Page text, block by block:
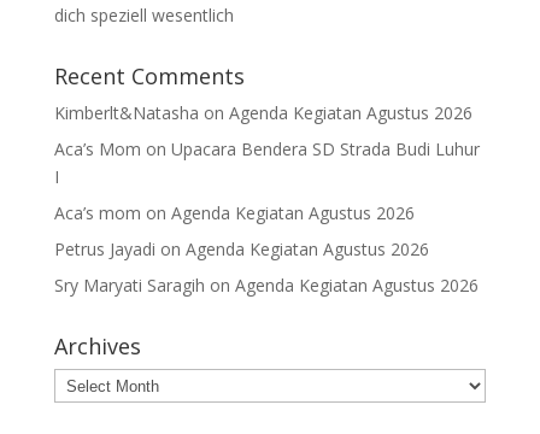
dich speziell wesentlich
Recent Comments
Kimberlt&Natasha on Agenda Kegiatan Agustus 2026
Aca’s Mom on Upacara Bendera SD Strada Budi Luhur
I
Aca’s mom on Agenda Kegiatan Agustus 2026
Petrus Jayadi on Agenda Kegiatan Agustus 2026
Sry Maryati Saragih on Agenda Kegiatan Agustus 2026
Archives
Archives